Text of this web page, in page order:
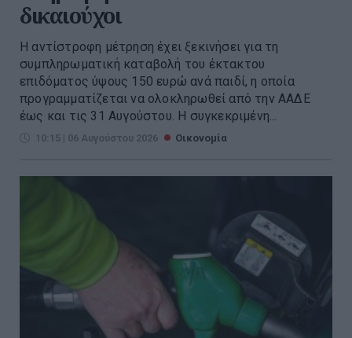
δικαιούχοι
Η αντίστροφη μέτρηση έχει ξεκινήσει για τη
συμπληρωματική καταβολή του έκτακτου
επιδόματος ύψους 150 ευρώ ανά παιδί, η οποία
προγραμματίζεται να ολοκληρωθεί από την ΑΑΔΕ
έως και τις 31 Αυγούστου. Η συγκεκριμένη...
10:15 | 06 Αυγούστου 2026 Οικονομία